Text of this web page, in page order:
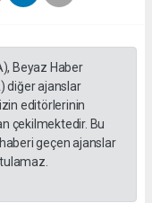
Beyaz Haber
diğer ajanslar
editörlerinin
çekilmektedir. Bu
geçen ajanslar